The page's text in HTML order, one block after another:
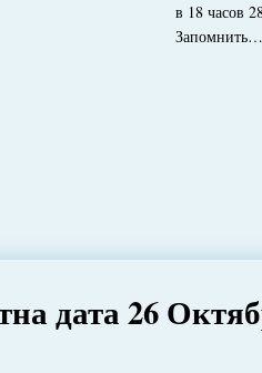
в 18 часов
Запомнить…
дата 26